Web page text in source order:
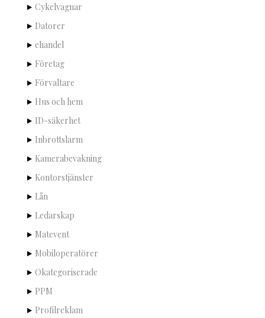
Cykelvagnar
Datorer
ehandel
Företag
Förvaltare
Hus och hem
ID-säkerhet
Inbrottslarm
Kamerabevakning
Kontorstjänster
Lån
Ledarskap
Matevent
Mobiloperatörer
Okategoriserade
PPM
Profilreklam